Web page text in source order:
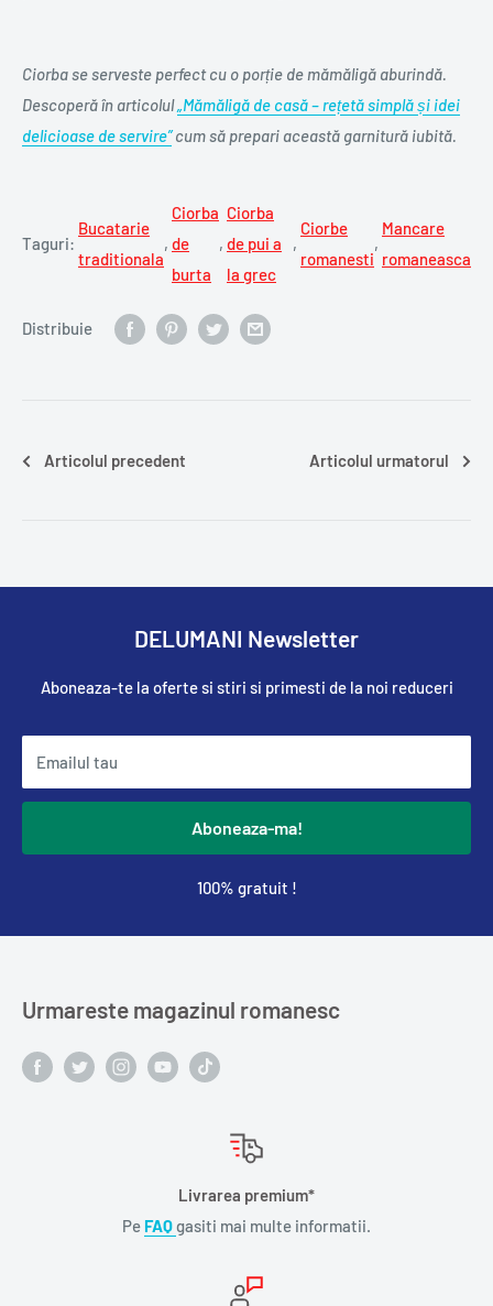
Ciorba se serveste perfect cu o porție de mămăligă aburindă.
Descoperă în articolul„Mămăligă de casă – rețetă simplă și idei
delicioase de servire”cum să prepari această garnitură iubită.
Taguri:
Bucatarie
traditionala
,
Ciorba
de
burta
,
Ciorba
de pui a
la grec
,
Ciorbe
romanesti
,
Mancare
romaneasca
Distribuie
Articolul precedent Articolul urmatorul
DELUMANI Newsletter
Aboneaza-te la oferte si stiri si primesti de la noi reduceri
Emailul tau
Aboneaza-ma!
100% gratuit !
Urmareste magazinul romanesc
Livrarea premium*
Pe FAQgasiti mai multe informatii.